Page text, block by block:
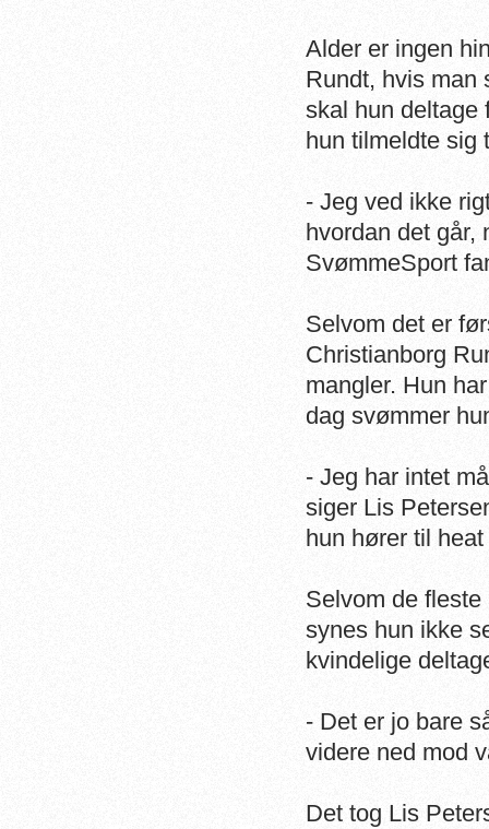
Alder er ingen
Rundt, hvis man
skal hun deltage
hun tilmeldte sig
- Jeg ved ikke
hvordan det går,
SvømmeSport
Selvom det er
Christianborg
mangler. Hun
dag svømmer
- Jeg har intet
siger Lis
hun hører til
Selvom de
synes hun ikke
kvindelige
- Det er jo bare
videre ned mod
Det tog Lis